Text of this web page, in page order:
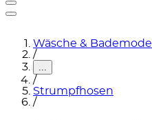
Wäsche & Bademode
/
...
/
Strumpfhosen
/